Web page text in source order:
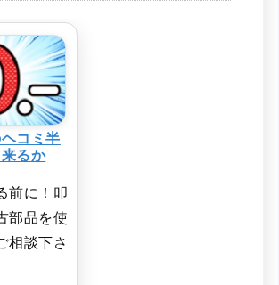
コミ半
るか
前に！叩
部品を使
相談下さ